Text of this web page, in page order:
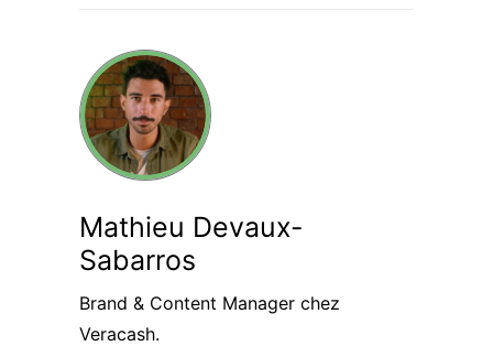
Mathieu Devaux-
Sabarros
Brand & Content Manager chez
Veracash.